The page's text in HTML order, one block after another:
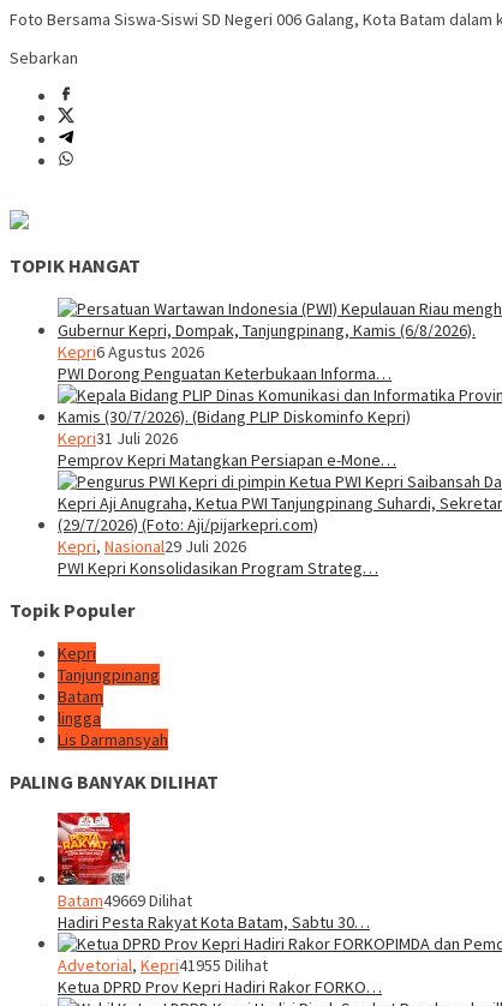
Foto Bersama Siswa-Siswi SD Negeri 006 Galang, Kota Batam
Sebarkan
TOPIK HANGAT
Kepri6 Agustus 2026
PWI Dorong Penguatan Keterbukaan Informa…
Kepri31 Juli 2026
Pemprov Kepri Matangkan Persiapan e-Mone…
Kepri, Nasional29 Juli 2026
PWI Kepri Konsolidasikan Program Strateg…
Topik Populer
Kepri
Tanjungpinang
Batam
lingga
Lis Darmansyah
PALING BANYAK DILIHAT
Batam49669 Dilihat
Hadiri Pesta Rakyat Kota Batam, Sabtu 30…
Advetorial, Kepri41955 Dilihat
Ketua DPRD Prov Kepri Hadiri Rakor FORKO…